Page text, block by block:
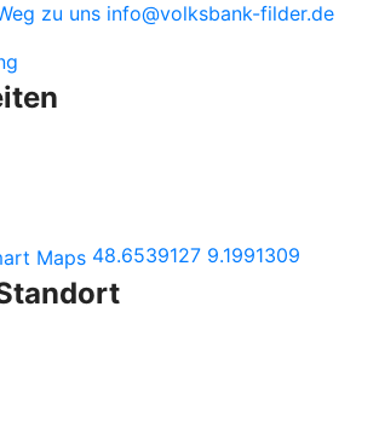
zu uns info@volksbank-filder.de
48.6539127 9.1991309